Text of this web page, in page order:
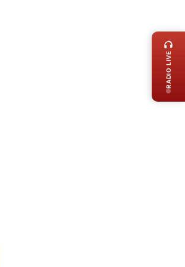
RADIO LIVE